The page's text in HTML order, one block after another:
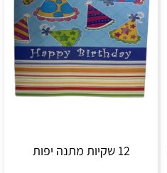
12 שקיות מתנה יפות